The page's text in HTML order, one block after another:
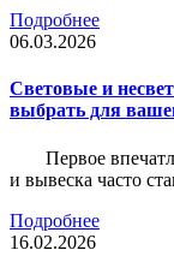
Подробнее
06.03.2026
Световые и
выбрать для
Первое
и вывеска часто
Подробнее
16.02.2026